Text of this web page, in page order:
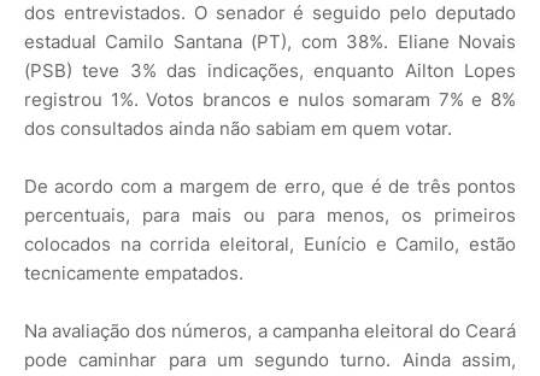
dos entrevistados. O senador é seguido pelo deputado
estadual Camilo Santana (PT), com 38%. Eliane Novais
(PSB) teve 3% das indicações, enquanto Ailton Lopes
registrou 1%. Votos brancos e nulos somaram 7% e 8%
dos consultados ainda não sabiam em quem votar.
De acordo com a margem de erro, que é de três pontos
percentuais, para mais ou para menos, os primeiros
colocados na corrida eleitoral, Eunício e Camilo, estão
tecnicamente empatados.
Na avaliação dos números, a campanha eleitoral do Ceará
pode caminhar para um segundo turno. Ainda assim,